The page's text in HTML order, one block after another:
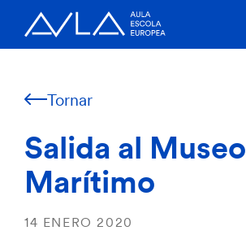
Tornar
Salida al Museo
Marítimo
14 ENERO 2020